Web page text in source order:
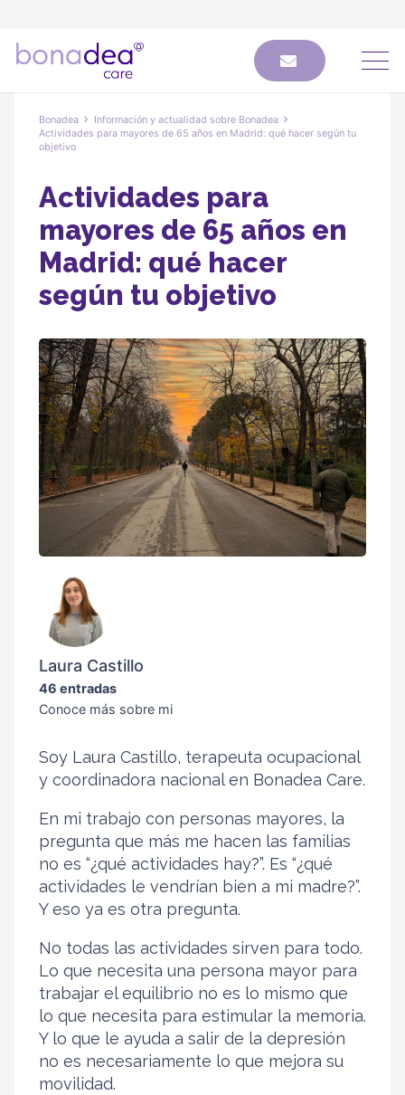
Bonadea
Información y actualidad sobre Bonadea
Actividades para mayores de 65 años en Madrid: qué hacer según tu
objetivo
Actividades para
mayores de 65 años en
Madrid: qué hacer
según tu objetivo
Laura Castillo
46 entradas
Conoce más sobre mi
Soy Laura Castillo, terapeuta ocupacional
y coordinadora nacional en Bonadea Care.
En mi trabajo con personas mayores, la
pregunta que más me hacen las familias
no es “¿qué actividades hay?”. Es “¿qué
actividades le vendrían bien a mi madre?”.
Y eso ya es otra pregunta.
No todas las actividades sirven para todo.
Lo que necesita una persona mayor para
trabajar el equilibrio no es lo mismo que
lo que necesita para estimular la memoria.
Y lo que le ayuda a salir de la depresión
no es necesariamente lo que mejora su
movilidad.